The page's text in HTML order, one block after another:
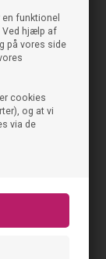
funktionel
Ved hjælp af
på vores side
cookies
og at vi
via de